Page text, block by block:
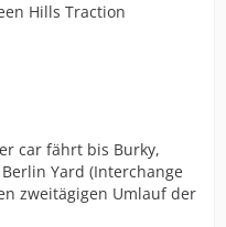
Hills Traction
car fährt bis Burky,
Yard (Interchange
zweitägigen Umlauf der